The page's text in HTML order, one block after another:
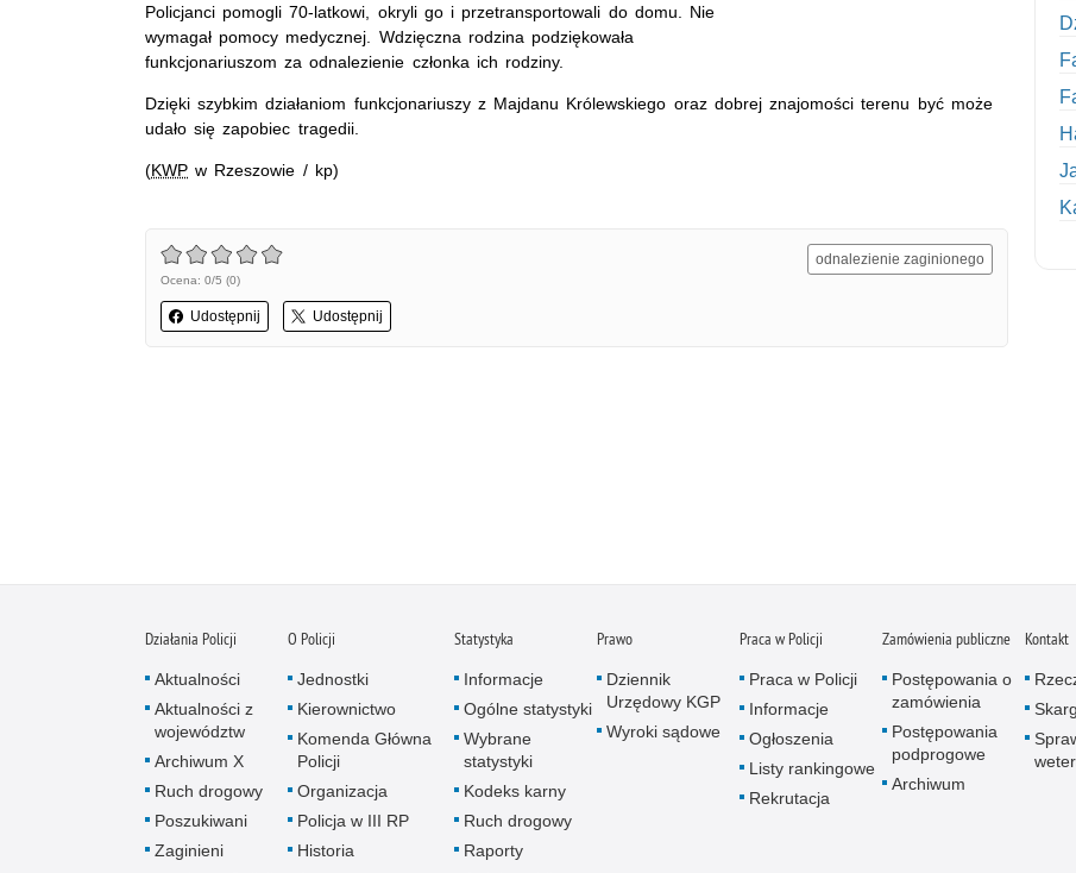
Policjanci pomogli 70-latkowi, okryli go i przetransportowali do domu. Nie
wymagał pomocy medycznej. Wdzięczna rodzina podziękowała
funkcjonariuszom za odnalezienie członka ich rodziny.
Dzięki szybkim działaniom funkcjonariuszy z Majdanu Królewskiego oraz dobrej znajomości terenu być może
udało się zapobiec tragedii.
(KWP w Rzeszowie / kp)
Ocena: 0/5 (0)
Udostępnij Udostępnij
odnalezienie zaginionego
Działania Policji
Aktualności
Aktualności z
województw
Archiwum X
Ruch drogowy
Poszukiwani
Zaginieni
O Policji
Jednostki
Kierownictwo
Komenda Główna
Policji
Organizacja
Policja w III RP
Historia
Statystyka
Informacje
Ogólne statystyki
Wybrane
statystyki
Kodeks karny
Ruch drogowy
Raporty
Prawo
Dziennik
Urzędowy KGP
Wyroki sądowe
Praca w Policji
Praca w Policji
Informacje
Ogłoszenia
Listy rankingowe
Rekrutacja
Zamówienia publiczne
Postępowania o
zamówienia
Postępowania
podprogowe
Archiwum
Kontakt